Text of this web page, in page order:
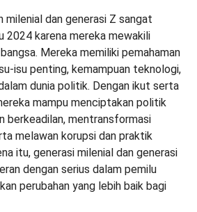
milenial dan generasi Z sangat
2024 karena mereka mewakili
Mereka memiliki pemahaman
isu penting, kemampuan teknologi,
dunia politik. Dengan ikut serta
mampu menciptakan politik
berkeadilan, mentransformasi
melawan korupsi dan praktik
itu, generasi milenial dan generasi
dengan serius dalam pemilu
perubahan yang lebih baik bagi